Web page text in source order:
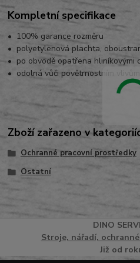
Kompletní specifikace
• 100% garance rozměru
• polyetylenová plachta,
• po obvodě opatřena hliníkovými
• odolná vůči povětrnostním vlivům
Zboží zařazeno v
Ochranné pracovní prostředky
Ostatní
DINO SERVI
Stroje, nářadí,
Již od